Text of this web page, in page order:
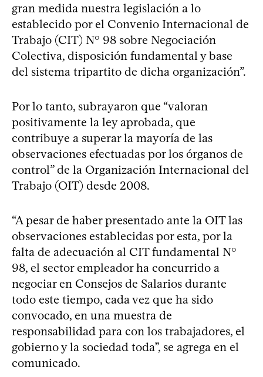
gran medida nuestra legislación a lo
establecido por el Convenio Internacional de
Trabajo (CIT) N° 98 sobre Negociación
Colectiva, disposición fundamental y base
del sistema tripartito de dicha organización”.
Por lo tanto, subrayaron que “valoran
positivamente la ley aprobada, que
contribuye a superar la mayoría de las
observaciones efectuadas por los órganos de
control” de la Organización Internacional del
Trabajo (OIT) desde 2008.
“A pesar de haber presentado ante la OIT las
observaciones establecidas por esta, por la
falta de adecuación al CIT fundamental N°
98, el sector empleador ha concurrido a
negociar en Consejos de Salarios durante
todo este tiempo, cada vez que ha sido
convocado, en una muestra de
responsabilidad para con los trabajadores, el
gobierno y la sociedad toda”, se agrega en el
comunicado.